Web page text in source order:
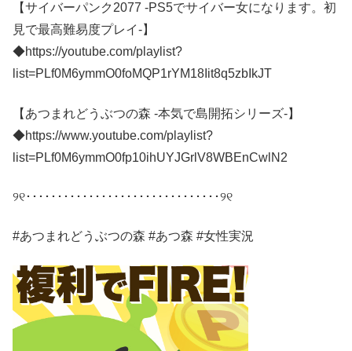
【サイバーパンク2077 -PS5でサイバー女になります。初
見で最高難易度プレイ-】
◆https://youtube.com/playlist?
list=PLf0M6ymmO0foMQP1rYM18Iit8q5zbIkJT
【あつまれどうぶつの森 -本気で島開拓シリーズ-】
◆https://www.youtube.com/playlist?
list=PLf0M6ymmO0fp10ihUYJGrlV8WBEnCwlN2
୨୧･･･････････････････････････････୨୧
#あつまれどうぶつの森 #あつ森 #女性実況